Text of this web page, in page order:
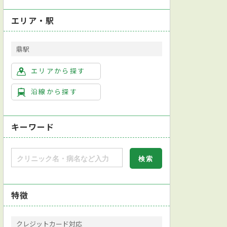
エリア・駅
鼎駅
エリアから探す
沿線から探す
キーワード
特徴
クレジットカード対応